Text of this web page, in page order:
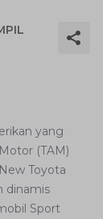
yang
(TAM)
Toyota
dinamis
Sport